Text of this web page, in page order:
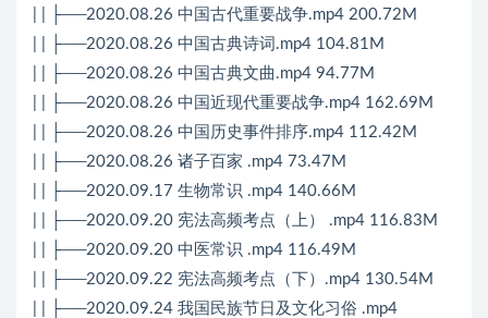
| | ├──2020.08.26 中国古代重要战争.mp4 200.72M
| | ├──2020.08.26 中国古典诗词.mp4 104.81M
| | ├──2020.08.26 中国古典文曲.mp4 94.77M
| | ├──2020.08.26 中国近现代重要战争.mp4 162.69M
| | ├──2020.08.26 中国历史事件排序.mp4 112.42M
| | ├──2020.08.26 诸子百家 .mp4 73.47M
| | ├──2020.09.17 生物常识 .mp4 140.66M
| | ├──2020.09.20 宪法高频考点（上） .mp4 116.83M
| | ├──2020.09.20 中医常识 .mp4 116.49M
| | ├──2020.09.22 宪法高频考点（下）.mp4 130.54M
| | ├──2020.09.24 我国民族节日及文化习俗 .mp4